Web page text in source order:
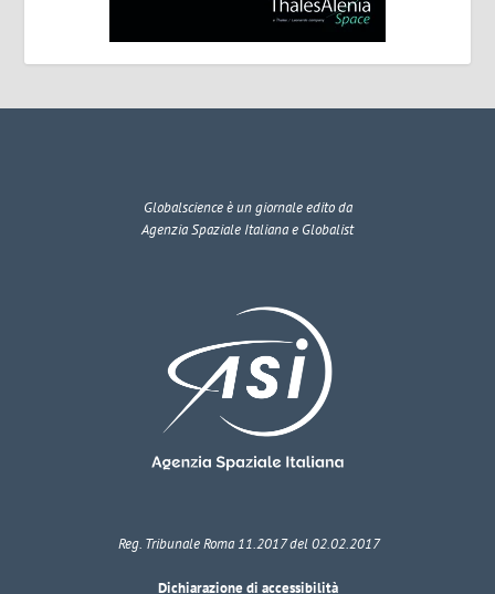
Globalscienceè un giornale edito da
Agenzia Spaziale Italiana e Globalist
Reg. Tribunale Roma 11.2017 del 02.02.2017
Dichiarazione di accessibilità